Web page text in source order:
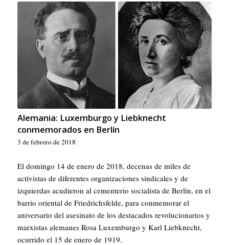
Alemania: Luxemburgo y Liebknecht
conmemorados en Berlín
3 de febrero de 2018
El domingo 14 de enero de 2018, decenas de miles de
activistas de diferentes organizaciones sindicales y de
izquierdas acudieron al cementerio socialista de Berlín, en el
barrio oriental de Friedrichsfelde, para conmemorar el
aniversario del asesinato de los destacados revolucionarios y
marxistas alemanes Rosa Luxemburgo y Karl Liebknecht,
ocurrido el 15 de enero de 1919.